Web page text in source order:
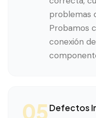
problemas
Probamos
conexión
05Defectos